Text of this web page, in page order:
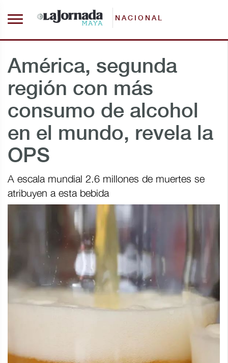
NACIONAL
América, segunda
región con más
consumo de alcohol
en el mundo, revela la
OPS
A escala mundial 2.6 millones de muertes se
atribuyen a esta bebida